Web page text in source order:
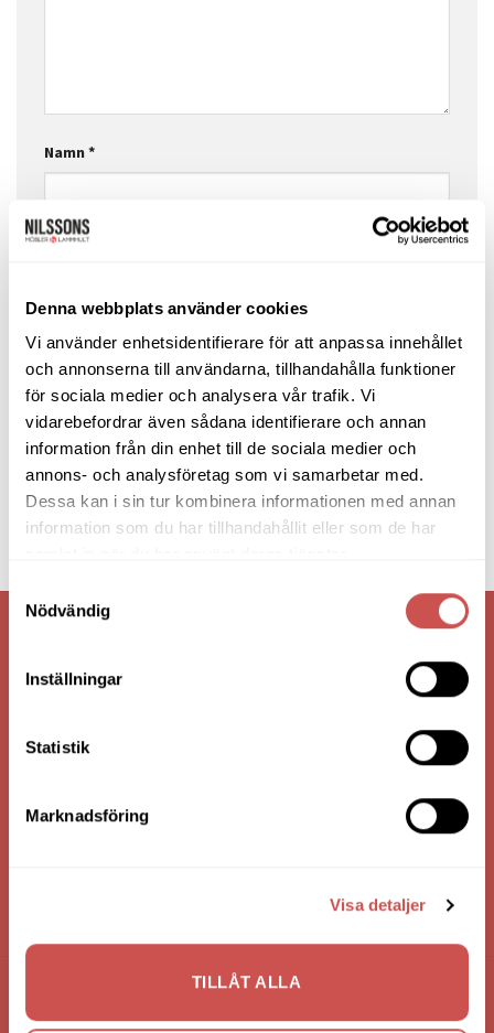
Denna webbplats använder cookies
Vi använder enhetsidentifierare för att anpassa innehållet
och annonserna till användarna, tillhandahålla funktioner
för sociala medier och analysera vår trafik. Vi
vidarebefordrar även sådana identifierare och annan
information från din enhet till de sociala medier och
annons- och analysföretag som vi samarbetar med.
Dessa kan i sin tur kombinera informationen med annan
information som du har tillhandahållit eller som de har
Samtyckesval
Nödvändig
Inställningar
Statistik
Marknadsföring
Visa detaljer
TILLÅT ALLA
Namn*
Webbplats